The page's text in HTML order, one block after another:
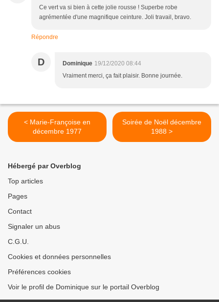
Ce vert va si bien à cette jolie rousse ! Superbe robe
agrémentée d'une magnifique ceinture. Joli travail, bravo.
Répondre
D Dominique 19/12/2020 08:44
Vraiment merci, ça fait plaisir. Bonne journée.
< Marie-Françoise en
décembre 1977
Soirée de Noël décembre
1988 >
Hébergé par Overblog
Top articles
Pages
Contact
Signaler un abus
C.G.U.
Cookies et données personnelles
Préférences cookies
Voir le profil de Dominique sur le portail Overblog